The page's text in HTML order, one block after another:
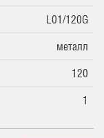
L01/120G
металл
120
1